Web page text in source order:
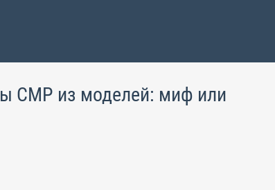
СМР из моделей: миф или